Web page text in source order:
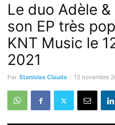
Le duo Adèle
son EP très
KNT Music le
2021
Par Stanislas Claude - 12 novembre